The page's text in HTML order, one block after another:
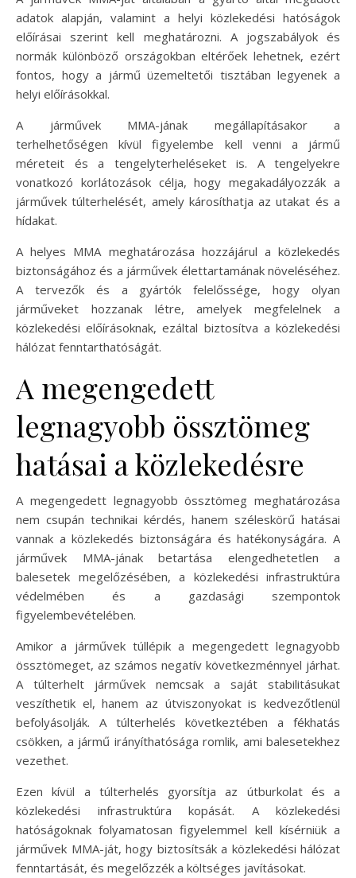
adatok alapján, valamint a helyi közlekedési hatóságok
előírásai szerint kell meghatározni. A jogszabályok és
normák különböző országokban eltérőek lehetnek, ezért
fontos, hogy a jármű üzemeltetői tisztában legyenek a
helyi előírásokkal.
A járművek MMA-jának megállapításakor a
terhelhetőségen kívül figyelembe kell venni a jármű
méreteit és a tengelyterheléseket is. A tengelyekre
vonatkozó korlátozások célja, hogy megakadályozzák a
járművek túlterhelését, amely károsíthatja az utakat és a
hídakat.
A helyes MMA meghatározása hozzájárul a közlekedés
biztonságához és a járművek élettartamának növeléséhez.
A tervezők és a gyártók felelőssége, hogy olyan
járműveket hozzanak létre, amelyek megfelelnek a
közlekedési előírásoknak, ezáltal biztosítva a közlekedési
hálózat fenntarthatóságát.
A megengedett
legnagyobb össztömeg
hatásai a közlekedésre
A megengedett legnagyobb össztömeg meghatározása
nem csupán technikai kérdés, hanem széleskörű hatásai
vannak a közlekedés biztonságára és hatékonyságára. A
járművek MMA-jának betartása elengedhetetlen a
balesetek megelőzésében, a közlekedési infrastruktúra
védelmében és a gazdasági szempontok
figyelembevételében.
Amikor a járművek túllépik a megengedett legnagyobb
össztömeget, az számos negatív következménnyel járhat.
A túlterhelt járművek nemcsak a saját stabilitásukat
veszíthetik el, hanem az útviszonyokat is kedvezőtlenül
befolyásolják. A túlterhelés következtében a fékhatás
csökken, a jármű irányíthatósága romlik, ami balesetekhez
vezethet.
Ezen kívül a túlterhelés gyorsítja az útburkolat és a
közlekedési infrastruktúra kopását. A közlekedési
hatóságoknak folyamatosan figyelemmel kell kísérniük a
járművek MMA-ját, hogy biztosítsák a közlekedési hálózat
fenntartását, és megelőzzék a költséges javításokat.